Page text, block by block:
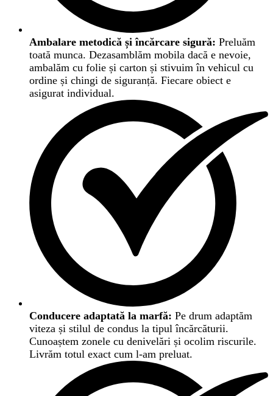
Ambalare metodică și încărcare sigură: Preluăm
toată munca. Dezasamblăm mobila dacă e nevoie,
ambalăm cu folie și carton și stivuim în vehicul cu
ordine și chingi de siguranță. Fiecare obiect e
asigurat individual.
Conducere adaptată la marfă: Pe drum adaptăm
viteza și stilul de condus la tipul încărcăturii.
Cunoaștem zonele cu denivelări și ocolim riscurile.
Livrăm totul exact cum l-am preluat.